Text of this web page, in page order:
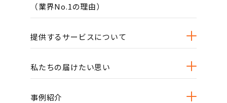
（業界No.1の理由）
提供するサービスについて
私たちの届けたい思い
事例紹介